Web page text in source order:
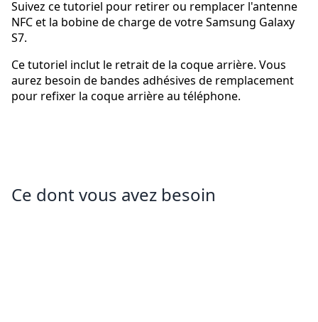
Suivez ce tutoriel pour retirer ou remplacer l'antenne
NFC et la bobine de charge de votre Samsung Galaxy
S7.
Ce tutoriel inclut le retrait de la coque arrière. Vous
aurez besoin de bandes adhésives de remplacement
pour refixer la coque arrière au téléphone.
Ce dont vous avez besoin